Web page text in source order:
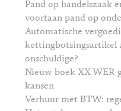
Pand op handelszaak
voortaan pand op
Automatische
kettingbotsingsartikel
onschuldige?
Nieuw boek XX WER
kansen
Verhuur met BTW: